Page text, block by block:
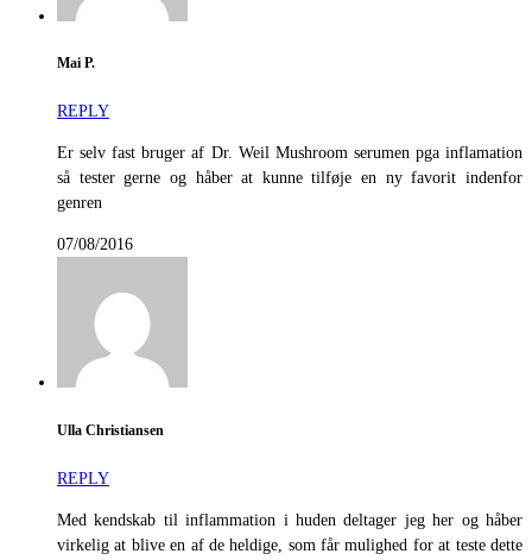
Mai P.
REPLY
Er selv fast bruger af Dr. Weil Mushroom serumen pga inflamation
så tester gerne og håber at kunne tilføje en ny favorit indenfor
genren
07/08/2016
Ulla Christiansen
REPLY
Med kendskab til inflammation i huden deltager jeg her og håber
virkelig at blive en af de heldige, som får mulighed for at teste dette